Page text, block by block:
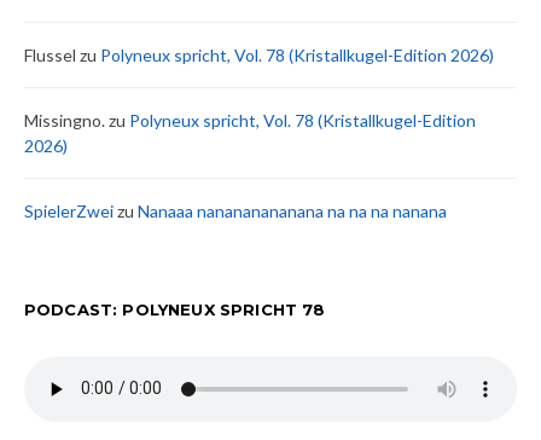
Flussel zu Polyneux spricht, Vol. 78 (Kristallkugel-Edition 2026)
Missingno.zu Polyneux spricht, Vol. 78 (Kristallkugel-Edition
2026)
SpielerZweizu Nanaaa nanananananana na na na nanana
PODCAST: POLYNEUX SPRICHT 78